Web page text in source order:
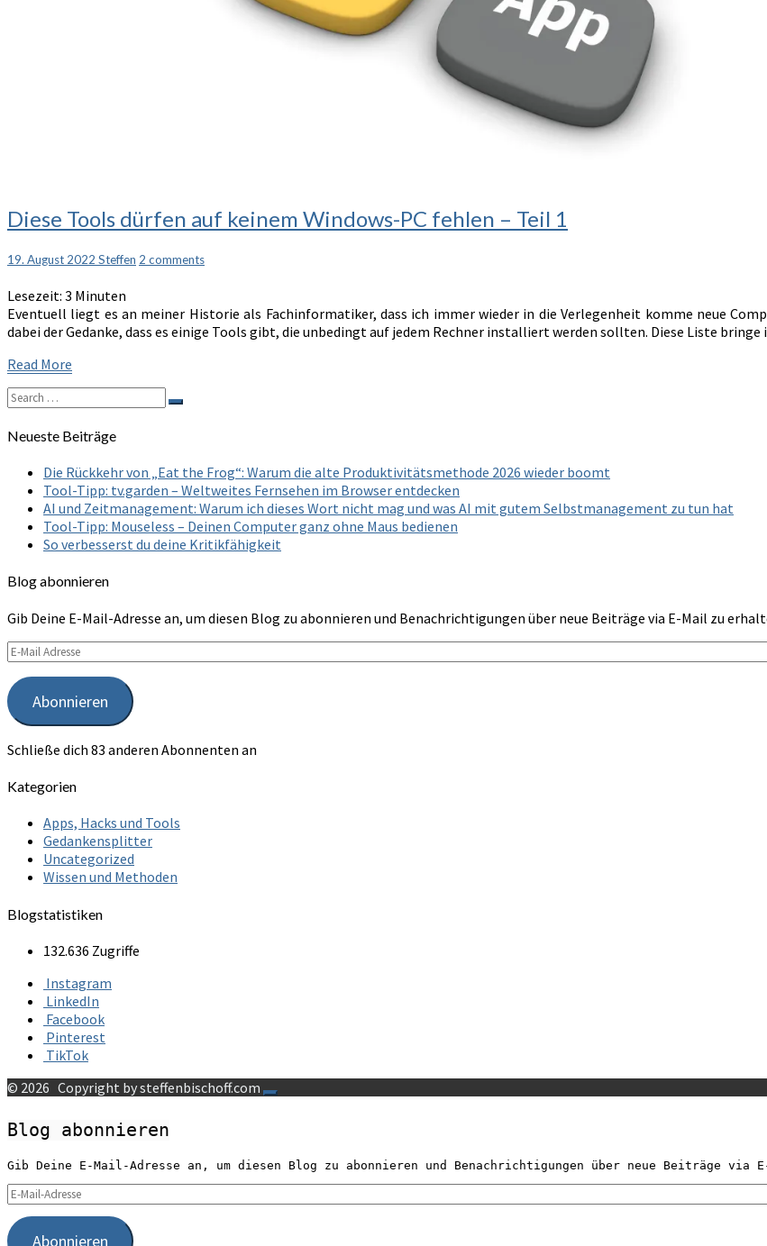
Diese
Tools
auf
Windows-
PC
fehlen
–
Teil
1
Diese Tools dürfen auf keinem Windows-PC fehlen – Teil 1
19. August 2022 Steffen Comments
2 comments
Lesezeit: 3 Minuten
Eventuell liegt es an meiner Historie als Fachinformatiker, dass ich immer wieder in die Verlegenheit komme neue
dabei der Gedanke, dass es einige Tools gibt, die unbedingt auf jedem Rechner installiert werden sollten. Diese Liste
Read More
Search
for:
Search
Neueste Beiträge
Die Rückkehr von „Eat the Frog“: Warum die alte Produktivitätsmethode 2026 wieder boomt
Tool-Tipp: tv.garden – Weltweites Fernsehen im Browser entdecken
AI und Zeitmanagement: Warum ich dieses Wort nicht mag und was AI mit gutem Selbstmanagement zu tun hat
Tool-Tipp: Mouseless – Deinen Computer ganz ohne Maus bedienen
So verbesserst du deine Kritikfähigkeit
Blog abonnieren
Gib Deine E-Mail-Adresse an, um diesen Blog zu abonnieren und Benachrichtigungen über neue Beiträge via E-Mail zu
E-
Mail
Adresse
Abonnieren
Schließe dich 83 anderen Abonnenten an
Kategorien
Apps, Hacks und Tools
Gedankensplitter
Uncategorized
Wissen und Methoden
Blogstatistiken
132.636 Zugriffe
Instagram
LinkedIn
Facebook
Pinterest
TikTok
© 2026 Copyright by steffenbischoff.com
Blog abonnieren
Gib Deine E-Mail-Adresse an, um diesen Blog zu abonnieren und Benachrichtigungen über neue Beiträge via
E-
Mail-
Adresse
Abonnieren